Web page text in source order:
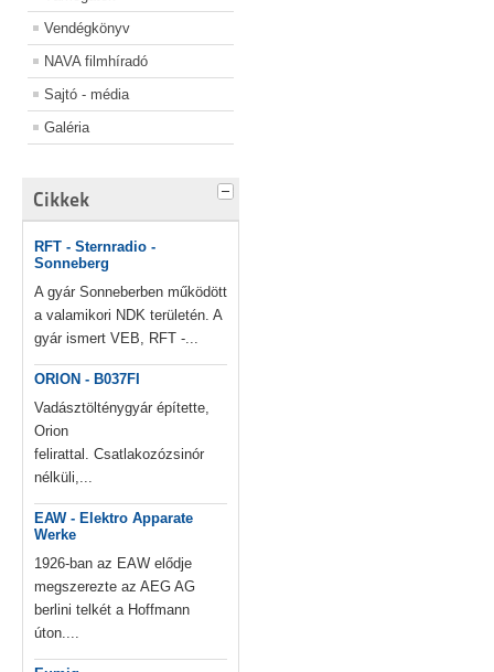
Vendégkönyv
NAVA filmhíradó
Sajtó - média
Galéria
Cikkek
RFT - Sternradio -
Sonneberg
A gyár Sonneberben működött
a valamikori NDK területén. A
gyár ismert VEB, RFT -...
ORION - B037FI
Vadásztölténygyár építette,
Orion
felirattal. Csatlakozózsinór
nélküli,...
EAW - Elektro Apparate
Werke
1926-ban az EAW elődje
megszerezte az AEG AG
berlini telkét a Hoffmann
úton....